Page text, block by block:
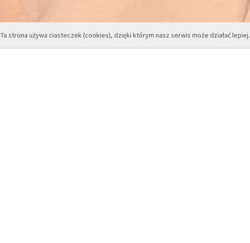
Ta strona używa ciasteczek (cookies), dzięki którym nasz serwis może działać lepiej.